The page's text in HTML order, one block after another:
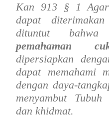
Kan 913 § 1 Agar
dapat
dituntut bahwa
pemahaman
dipersiapkan
dapat memahami
dengan daya-
menyambut
dan khidmat.